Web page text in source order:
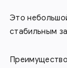
Это
стабильным